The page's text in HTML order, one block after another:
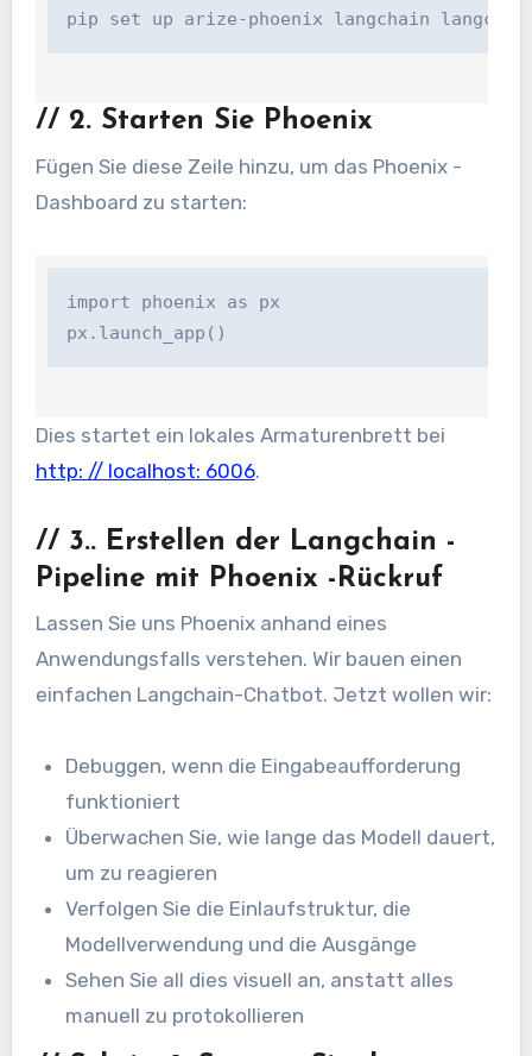
pip set up arize-phoenix langchain
// 2. Starten Sie Phoenix
Fügen Sie diese Zeile hinzu, um das Phoenix -
Dashboard zu starten:
import phoenix as px
px.launch_app()
Dies startet ein lokales Armaturenbrett bei
http: // localhost: 6006.
// 3.. Erstellen der Langchain -
Pipeline mit Phoenix -Rückruf
Lassen Sie uns Phoenix anhand eines
Anwendungsfalls verstehen. Wir bauen einen
einfachen Langchain-Chatbot. Jetzt wollen wir:
Debuggen, wenn die Eingabeaufforderung
funktioniert
Überwachen Sie, wie lange das Modell dauert,
um zu reagieren
Verfolgen Sie die Einlaufstruktur, die
Modellverwendung und die Ausgänge
Sehen Sie all dies visuell an, anstatt alles
manuell zu protokollieren